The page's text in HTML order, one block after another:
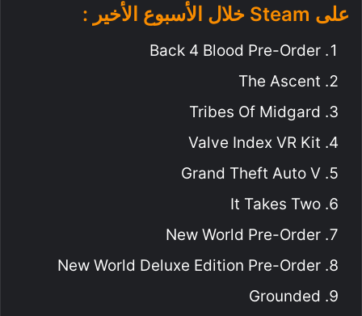
على Steam خلال الأسبوع الأخير :
Back 4 Blood Pre-Order
The Ascent
Tribes Of Midgard
Valve Index VR Kit
Grand Theft Auto V
It Takes Two
New World Pre-Order
New World Deluxe Edition Pre-Order
Grounded